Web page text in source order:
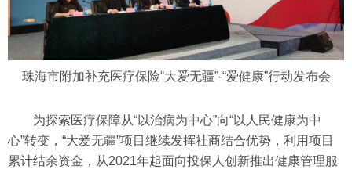
珠海市附加补充医疗保险“大爱无疆”-“爱健康”行动发布会
为探索医疗保障从“以治病为中心”向“以人民健康为中
心”转变，“大爱无疆”项目继续发挥社商结合优势，利用项目
累计结余资金，从2021年起面向投保人创新推出健康管理服